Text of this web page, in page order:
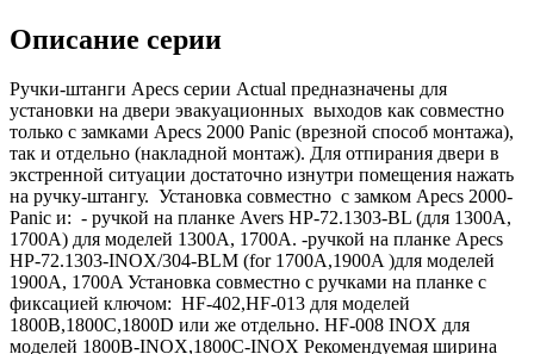
Описание серии
Ручки-штанги Apecs серии Actual предназначены для
установки на двери эвакуационных выходов как совместно
только с замками Apecs 2000 Panic (врезной способ монтажа),
так и отдельно (накладной монтаж). Для отпирания двери в
экстренной ситуации достаточно изнутри помещения нажать
на ручку-штангу. Установка совместно с замком Apecs 2000-
Panic и: - ручкой на планке Avers HP-72.1303-BL (для 1300A,
1700A) для моделей 1300A, 1700A. -ручкой на планке Apecs
HP-72.1303-INOX/304-BLM (for 1700A,1900A )для моделей
1900A, 1700A Установка совместно с ручками на планке с
фиксацией ключом: HF-402,HF-013 для моделей
1800В,1800С,1800D или же отдельно. HF-008 INOX для
моделей 1800В-INOX,1800С-INOX Рекомендуемая ширина